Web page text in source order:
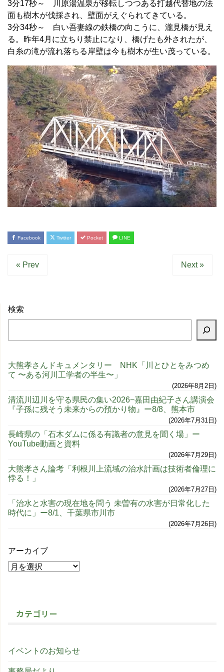
3分17秒～ 川原湯温泉が移転しつつある打越代替地の法
面も樹木が伐採され、壁面がえぐられてきている。
3分34秒～ 白い吾妻線の鉄橋の向こうに、瀧見橋が見え
る。昨年4月に立ちり禁止になり、橋げたも外されたが、
白糸の滝が流れ落ちる岸壁は今も樹木が生い茂っている。
Facebook Twitter Pocket LINE
« Prev Next »
検索
大熊孝さんドキュメンタリー NHK「川とひとをみつめ
て 〜ある河川工学者の半生〜」
2026年8月2日
清流川辺川を守る県民の集い2026−嘉田由紀子さん講演会
『子孫に残そう未来からの預かり物』ー8/8、熊本市
2026年7月31日
長崎県の「石木ダムに係る有識者の意見を聞く場」ー
YouTube動画と資料
2026年7月29日
大熊孝さん論考「利根川上流域の治水計画は技術者倫理に
悖る！」
2026年7月27日
「治水と水害の現在地を問う 未曽有の水害が日常化した
時代に」ー8/1、千葉県市川市
2026年7月26日
アーカイブ
カテゴリー
イベントのお知らせ